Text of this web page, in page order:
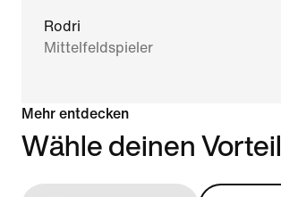
Rodri
Mittelfeldspieler
Mehr entdecken
Wähle deinen Vorteil